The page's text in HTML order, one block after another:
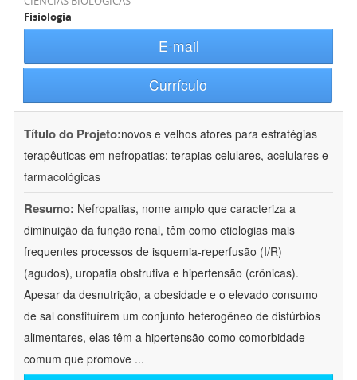
Fisiologia
E-mail
Currículo
Título do Projeto:novos e velhos atores para estratégias
terapêuticas em nefropatias: terapias celulares, acelulares e
farmacológicas
Resumo: Nefropatias, nome amplo que caracteriza a
diminuição da função renal, têm como etiologias mais
frequentes processos de isquemia-reperfusão (I/R)
(agudos), uropatia obstrutiva e hipertensão (crônicas).
Apesar da desnutrição, a obesidade e o elevado consumo
de sal constituírem um conjunto heterogêneo de distúrbios
alimentares, elas têm a hipertensão como comorbidade
comum que promove ...